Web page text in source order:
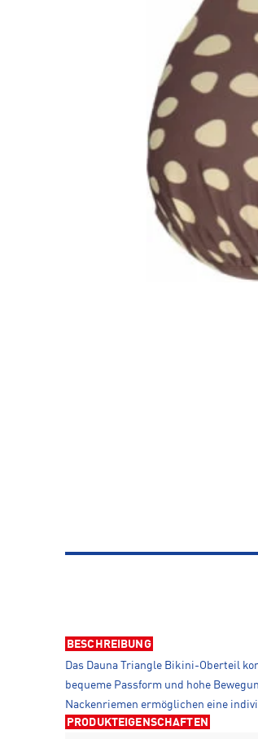
BESCHREIBUNG
Das Dauna Triangle Bikini-Oberteil
bequeme Passform und hohe
Nackenriemen ermöglichen eine
PRODUKTEIGENSCHAFTEN